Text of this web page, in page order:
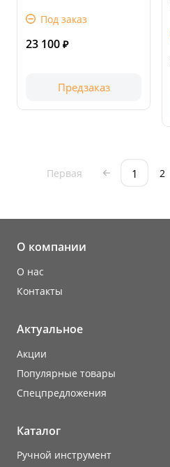
упаковки,
мм Под заказ
23 100 ₽
Предзаказ
Первая 1 2
О компании
О нас
Контакты
Актуальное
Акции
Популярные товары
Cпецпредложения
Каталог
Ручной инструмент